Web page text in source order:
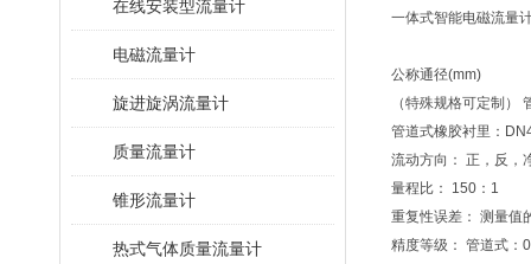
在线安装型流量计
电磁流量计
旋进旋涡流量计
质量流量计
锥形流量计
热式气体质量流量计
一体式智能电磁流量
公称通径(mm)
（特殊规格可定制）
管道式橡胶衬里：
流动方向： 正，反，
量程比： 150：1
重复性误差： 测量值
精度等级： 管道式：